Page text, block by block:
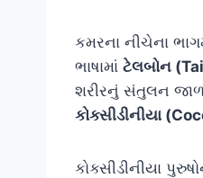
કમરના નીચેના
ભાષામાં ટેલબોન
શરીરનું સંતુલન
કોક્સીડીનીયા
કોક્સીડીનીયા